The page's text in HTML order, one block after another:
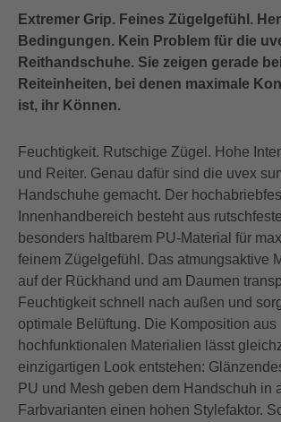
Extremer Grip. Feines Zügelgefühl.
Bedingungen. Kein Problem für die
Reithandschuhe. Sie zeigen gerade
Reiteinheiten, bei denen maximale
ist, ihr Können.
Feuchtigkeit. Rutschige Zügel. Hohe
und Reiter. Genau dafür sind die uvex
Handschuhe gemacht. Der
Innenhandbereich besteht aus
besonders haltbarem PU-Material für
feinem Zügelgefühl. Das atmungsaktive
auf der Rückhand und am Daumen
Feuchtigkeit schnell nach außen und
optimale Belüftung. Die Komposition aus
hochfunktionalen Materialien lässt
einzigartigen Look entstehen:
PU und Mesh geben dem Handschuh in
Farbvarianten einen hohen Stylefaktor.